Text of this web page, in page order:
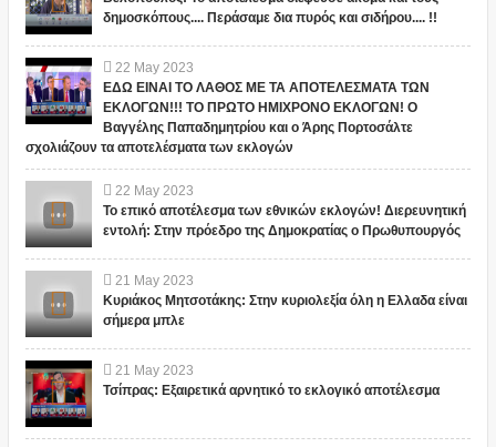
δημοσκόπους.... Περάσαμε δια πυρός και σιδήρου.... !!
22 May 2023
ΕΔΩ ΕΙΝΑΙ ΤΟ ΛΑΘΟΣ ΜΕ ΤΑ ΑΠΟΤΕΛΕΣΜΑΤΑ ΤΩΝ
ΕΚΛΟΓΩΝ!!! ΤΟ ΠΡΩΤΟ ΗΜΙΧΡΟΝΟ ΕΚΛΟΓΩΝ! Ο
Βαγγέλης Παπαδημητρίου και ο Άρης Πορτοσάλτε
σχολιάζουν τα αποτελέσματα των εκλογών
22 May 2023
Το επικό αποτέλεσμα των εθνικών εκλογών! Διερευνητική
εντολή: Στην πρόεδρο της Δημοκρατίας ο Πρωθυπουργός
21 May 2023
Κυριάκος Μητσοτάκης: Στην κυριολεξία όλη η Ελλαδα είναι
σήμερα μπλε
21 May 2023
Τσίπρας: Εξαιρετικά αρνητικό το εκλογικό αποτέλεσμα